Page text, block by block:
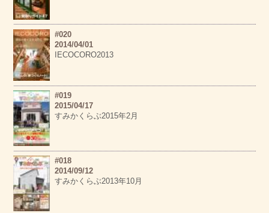
#020
2014/04/01
IECOCORO2013
#019
2015/04/17
すみかくらぶ2015年2月
#018
2014/09/12
すみかくらぶ2013年10月